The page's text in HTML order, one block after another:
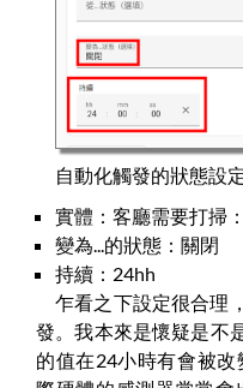
自動化觸發的狀態設
實體：客廳需要打掃
變為...的狀態：關閉
持續：24hh
乍看之下設定很合理
發。我本來是懷疑是不
的值在24小時有會被